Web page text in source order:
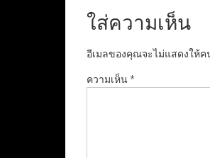
ใส่ความเห็น
อีเมลของคุณจะไม่แสดงให้ค
ความเห็น*